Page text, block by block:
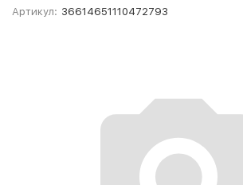
Артикул: 36614651110472793